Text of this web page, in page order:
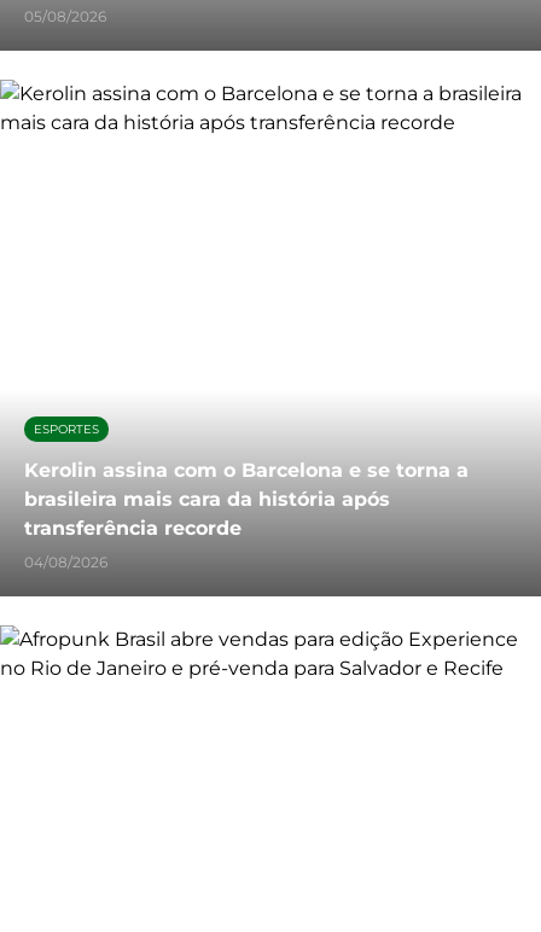
05/08/2026
ESPORTES
Kerolin assina com o Barcelona e se torna a
brasileira mais cara da história após
transferência recorde
04/08/2026